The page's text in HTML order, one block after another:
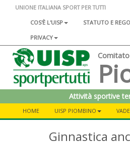
UNIONE ITALIANA SPORT PER TUTTI
COS'È L'UISP
STATUTO E
PRIVACY
Attività sportive
HOME UISP PIOMBINO
Ginnastica